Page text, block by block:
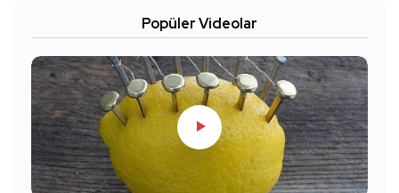
Popüler Videolar